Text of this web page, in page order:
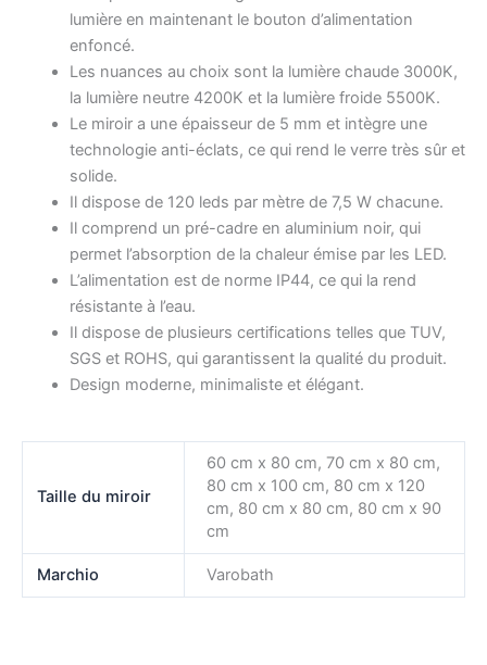
lumière en maintenant le bouton d’alimentation
enfoncé.
Les nuances au choix sont la lumière chaude 3000K,
la lumière neutre 4200K et la lumière froide 5500K.
Le miroir a une épaisseur de 5 mm et intègre une
technologie anti-éclats, ce qui rend le verre très sûr et
solide.
Il dispose de 120 leds par mètre de 7,5 W chacune.
Il comprend un pré-cadre en aluminium noir, qui
permet l’absorption de la chaleur émise par les LED.
L’alimentation est de norme IP44, ce qui la rend
résistante à l’eau.
Il dispose de plusieurs certifications telles que TUV,
SGS et ROHS, qui garantissent la qualité du produit.
Design moderne, minimaliste et élégant.
Taille du miroir
60 cm x 80 cm, 70 cm x 80 cm,
80 cm x 100 cm, 80 cm x 120
cm, 80 cm x 80 cm, 80 cm x 90
cm
Marchio Varobath